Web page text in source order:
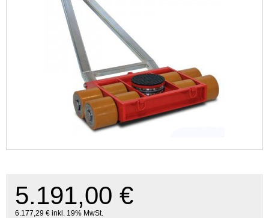
5.191,00 €
6.177,29 € inkl. 19% MwSt.